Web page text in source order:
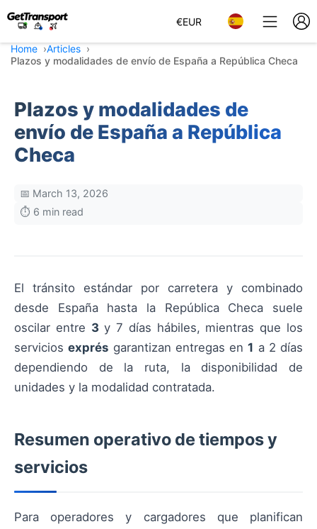
€EUR
Home
Articles
Plazos y modalidades de envío de España a República Checa
Plazos y modalidades de
envío de España a República
Checa
📅 March 13, 2026
⏱️ 6 min read
El tránsito estándar por carretera y combinado
desde España hasta la República Checa suele
oscilar entre 3y 7 días hábiles, mientras que los
serviciosexprés garantizan entregas en1 a 2 días
dependiendo de la ruta, la disponibilidad de
unidades y la modalidad contratada.
Resumen operativo de tiempos y
servicios
Para operadores y cargadores que planifican